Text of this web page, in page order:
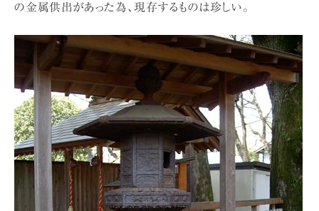
の金属供出があった為、現存するものは珍しい。